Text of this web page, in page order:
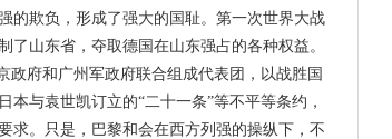
的欺负，形成了强大的国耻。第一次世界大战
山东省，夺取德国在山东强占的各种权益。
政府和广州军政府联合组成代表团，以战胜国
与袁世凯订立的“二十一条”等不平等条约，
求。只是，巴黎和会在西方列强的操纵下，不